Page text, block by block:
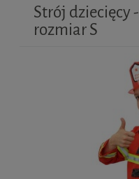
Strój dziecięcy
rozmiar S